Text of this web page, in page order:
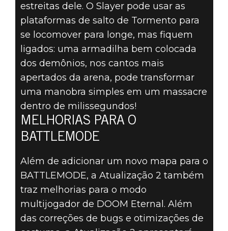
estreitas dele. O Slayer pode usar as
plataformas de salto de Tormento para
se locomover para longe, mas fiquem
ligados: uma armadilha bem colocada
dos demônios, nos cantos mais
apertados da arena, pode transformar
uma manobra simples em um massacre
dentro de milissegundos!
MELHORIAS PARA O
BATTLEMODE
Além de adicionar um novo mapa para o
BATTLEMODE, a Atualização 2 também
traz melhorias para o modo
multijogador de DOOM Eternal. Além
das correções de bugs e otimizações de